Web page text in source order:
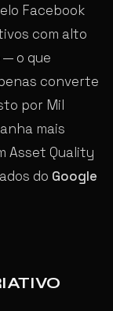
Facebook
com alto
o que
converte
por Mil
mais
Asset Quality
do Google